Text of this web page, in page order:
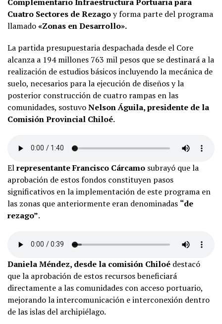
Cuatro Sectores de Rezagoy forma parte del programa
llamado«Zonas en Desarrollo».
La partida presupuestaria despachada desde el Core
alcanza a 194 millones 763 mil pesos que se destinará a la
realización de estudios básicos incluyendo la mecánica de
suelo, necesarios para la ejecución de diseños y la
posterior construcción de cuatro rampas en las
comunidades, sostuvoNelson Águila, presidente de la
Comisión Provincial Chiloé.
Elrepresentante Francisco Cárcamo subrayó que la
aprobación de estos fondos constituyen pasos
significativos en la implementación de este programa en
las zonas que anteriormente eran denominadas “de
rezago”.
Daniela Méndez, desde la comisión Chiloé destacó
que la aprobación de estos recursos beneficiará
directamente a las comunidades con acceso portuario,
mejorando la intercomunicación e interconexión dentro
de las islas del archipiélago.